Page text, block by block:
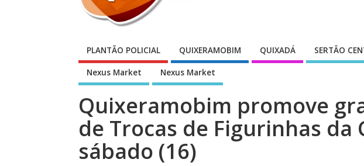
PLANTÃO POLICIAL QUIXERAMOBIM QUIXADÁ SERTÃO
Nexus Market Nexus Market
Quixeramobim promove
de Trocas de Figurinhas da
sábado (16)